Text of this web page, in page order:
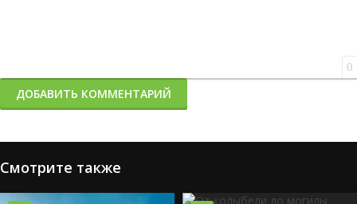
0
ДОБАВИТЬ КОММЕНТАРИЙ
Смотрите также